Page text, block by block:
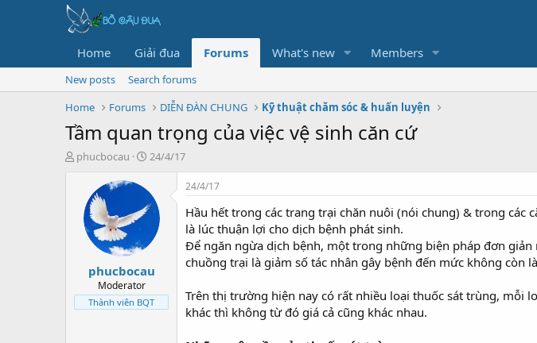
Home Giải đua Forums What's new Members
New posts
Search forums
Home
Forums DIỄN ĐÀN CHUNG Kỹ thuật chăm sóc & huấn luyện
Tầm quan trọng của việc vệ sinh căn cứ
T
t
e
phucbocau
N
y
g
i
24/4/17
phucbocau
Moderator
Thành viên BQT
24/4/17
Hầu hết trong các trang trại chăn nuôi (nói chung) & trong
là lúc thuận lợi cho dịch bệnh phát sinh.
Để ngăn ngừa dịch bệnh, một trong những biện pháp đơn
chuồng trại là giảm số tác nhân gây bệnh đến mức không
Trên thị trường hiện nay có rất nhiều loại thuốc sát trùng, mỗi
khác thì không từ đó giá cả cũng khác nhau.